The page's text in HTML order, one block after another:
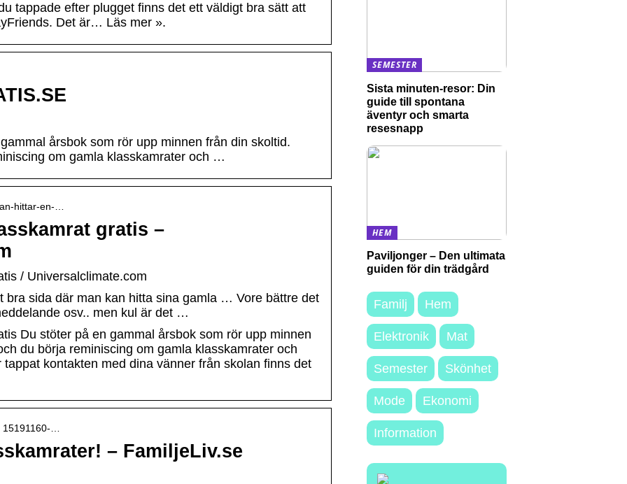
tappade efter plugget finns det ett väldigt bra sätt att
Det är… Läs mer ».
årsbok som rör upp minnen från din skoltid.
om gamla klasskamrater och …
hittar-en-…
gratis –
/ Universalclimate.com
sida där man kan hitta sina gamla … Vore bättre det
osv.. men kul är det …
Du stöter på en gammal årsbok som rör upp minnen
du börja reminiscing om gamla klasskamrater och
tappat kontakten med dina vänner från skolan finns det
15191160-…
– FamiljeLiv.se
SEMESTER
Sista minuten-resor: Din
guide till spontana
äventyr och smarta
resesnapp
HEM
Paviljonger – Den ultimata
guiden för din trädgård
Familj Hem
Elektronik Mat
Semester Skönhet
Mode Ekonomi
Information